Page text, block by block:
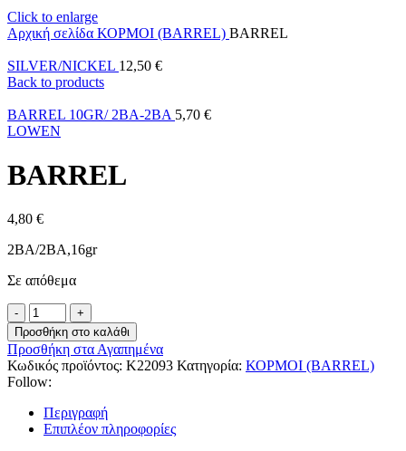
Click to enlarge
Αρχική σελίδα ΚΟΡΜΟΙ (BARREL) BARREL
SILVER/NICKEL 12,50 €
Back to products
BARREL 10GR/ 2BA-2BA 5,70 €
LOWEN
BARREL
4,80 €
2BA/2BA,16gr
Σε απόθεμα
Προσθήκη στο καλάθι
Προσθήκη στα Αγαπημένα
Κωδικός προϊόντος: K22093 Κατηγορία: ΚΟΡΜΟΙ (BARREL)
Follow:
Περιγραφή
Επιπλέον πληροφορίες